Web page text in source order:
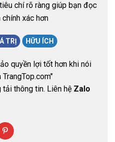
tiêu chí rõ ràng giúp bạn đọc
xác hơn
TRỊ HỮU ÍCH
quyền lợi tốt hơn khi nói
tải thông tin. Liên hệ Zalo